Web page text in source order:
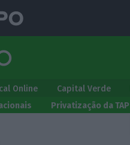
Online Capital Verde
Privatização da TAP